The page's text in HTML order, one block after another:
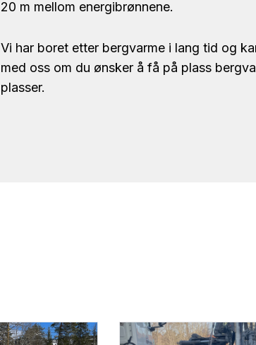
20 m mellom energibrønnene.
Vi har boret etter bergvarme i lang tid og
med oss om du ønsker å få på plass
plasser.